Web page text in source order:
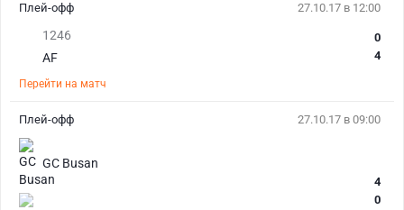
27.10.17 в 12:00
1246
AF
0
4
Перейти на матч
Плей-офф
27.10.17 в 09:00
GC Busan
4
0
Плей-офф